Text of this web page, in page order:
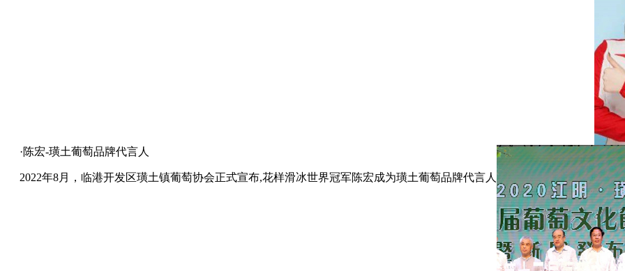
·陈宏-璜土葡萄品牌代言人
2022年8月，临港开发区璜土镇葡萄协会正式宣布,花样滑冰世界冠军陈宏成为璜土葡萄品牌代言人